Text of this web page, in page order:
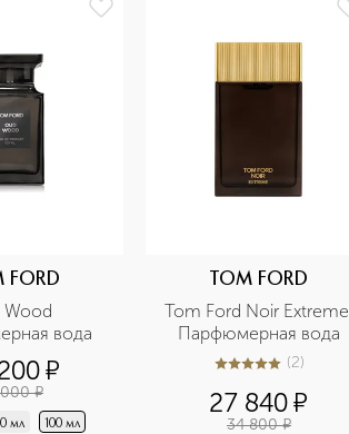
FORD
Wood
вода
¤
¤
мл 100 мл
TOM FORD
Tom Ford Noir Extreme
Парфюмерная вода
5из 52 (2)
27 840¤
34 800 ¤